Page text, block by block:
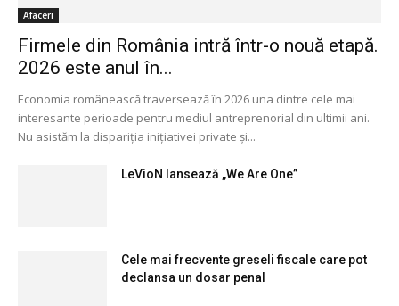
Afaceri
Firmele din România intră într-o nouă etapă.
2026 este anul în...
Economia românească traversează în 2026 una dintre cele mai
interesante perioade pentru mediul antreprenorial din ultimii ani.
Nu asistăm la dispariția inițiativei private și...
LeVioN lansează „We Are One”
Cele mai frecvente greseli fiscale care pot
declansa un dosar penal